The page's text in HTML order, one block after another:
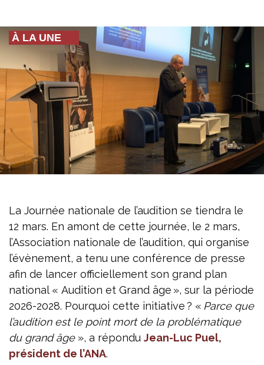
À LA UNE
La Journée nationale de l’audition se tiendra le
12 mars. En amont de cette journée, le 2 mars,
l’Association nationale de l’audition, qui organise
l’évènement, a tenu une conférence de presse
afin de lancer officiellement son grand plan
national « Audition et Grand âge », sur la période
2026-2028. Pourquoi cette initiative ? « Parce que
l’audition est le point mort de la problématique
du grand âge», a répondu Jean-Luc Puel,
président de l’ANA.